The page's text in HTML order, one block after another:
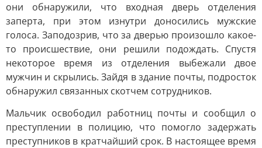
они обнаружили, что входная дверь отделения
заперта, при этом изнутри доносились мужские
голоса. Заподозрив, что за дверью произошло какое-
то происшествие, они решили подождать. Спустя
некоторое время из отделения выбежали двое
мужчин и скрылись. Зайдя в здание почты, подросток
обнаружил связанных скотчем сотрудников.
Мальчик освободил работниц почты и сообщил о
преступлении в полицию, что помогло задержать
преступников в кратчайший срок. В настоящее время